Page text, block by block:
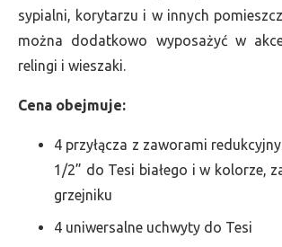
sypialni, korytarzu i w innych
można dodatkowo wyposażyć w
relingi i wieszaki.
Cena obejmuje:
4 przyłącza z zaworami
1/2” do Tesi białego i w kolorze,
grzejniku
4 uniwersalne uchwyty do Tesi